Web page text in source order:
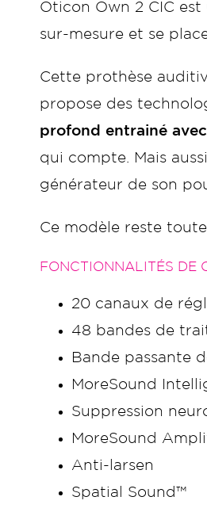
Oticon Own 2 CIC est
sur-mesure et se
Cette prothèse
propose des
profond entrainé
qui compte. Mais
générateur de son
Ce modèle reste
FONCTIONNALITÉS DE
20 canaux de
48 bandes de
Bande passante
MoreSound
Suppression
MoreSound
Anti-larsen
Spatial Sound™